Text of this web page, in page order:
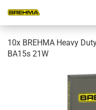
10x BREHMA Heavy
BA15s 21W